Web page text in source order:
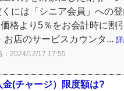
には「シニア会員」への
格より5％をお会計時に割
店のサービスカウンタ...
：2024/12/17 17:55
(チャージ）限度額は?